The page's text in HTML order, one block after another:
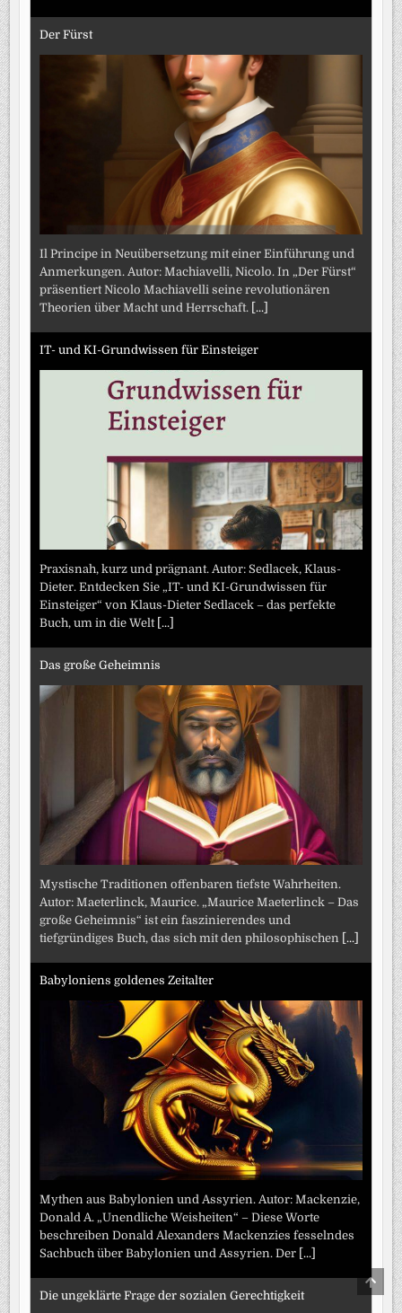
Der Fürst
Il Principe in Neuübersetzung mit einer Einführung und
Anmerkungen. Autor: Machiavelli, Nicolo. In „Der Fürst“
präsentiert Nicolo Machiavelli seine revolutionären
Theorien über Macht und Herrschaft. [...]
IT- und KI-Grundwissen für Einsteiger
Praxisnah, kurz und prägnant. Autor: Sedlacek, Klaus-
Dieter. Entdecken Sie „IT- und KI-Grundwissen für
Einsteiger“ von Klaus-Dieter Sedlacek – das perfekte
Buch, um in die Welt [...]
Das große Geheimnis
Mystische Traditionen offenbaren tiefste Wahrheiten.
Autor: Maeterlinck, Maurice. „Maurice Maeterlinck – Das
große Geheimnis“ ist ein faszinierendes und
tiefgründiges Buch, das sich mit den philosophischen [...]
Babyloniens goldenes Zeitalter
Mythen aus Babylonien und Assyrien. Autor: Mackenzie,
Donald A. „Unendliche Weisheiten“ – Diese Worte
beschreiben Donald Alexanders Mackenzies fesselndes
Sachbuch über Babylonien und Assyrien. Der [...]
Die ungeklärte Frage der sozialen Gerechtigkeit TO
TOP